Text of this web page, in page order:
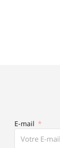
E-mail